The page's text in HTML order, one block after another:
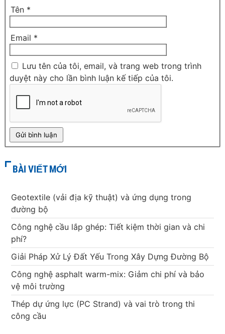
Tên *
Email *
Lưu tên của tôi, email, và trang web trong trình
duyệt này cho lần bình luận kế tiếp của tôi.
BÀI VIẾT MỚI
Geotextile (vải địa kỹ thuật) và ứng dụng trong
đường bộ
Công nghệ cầu lắp ghép: Tiết kiệm thời gian và chi
phí?
Giải Pháp Xử Lý Đất Yếu Trong Xây Dựng Đường Bộ
Công nghệ asphalt warm-mix: Giảm chi phí và bảo
vệ môi trường
Thép dự ứng lực (PC Strand) và vai trò trong thi
công cầu